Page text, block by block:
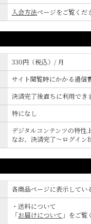
入会方法ページをご覧くだ
330円（税込）/ 月
サイト閲覧時にかかる通信
決済完了後直ちに利用でき
特になし
デジタルコンテンツの特性
なお、決済完了〜ログイン
各商品ページに表示してい
・送料について
「お届けについて 」をご覧